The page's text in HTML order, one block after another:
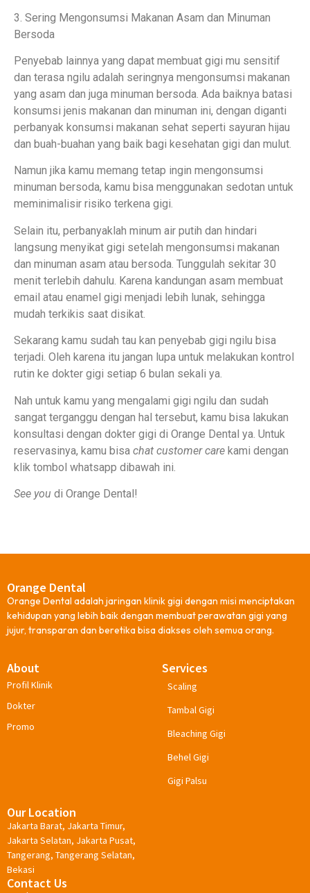
3. Sering Mengonsumsi Makanan Asam dan Minuman
Bersoda
Penyebab lainnya yang dapat membuat gigi mu sensitif
dan terasa ngilu adalah seringnya mengonsumsi makanan
yang asam dan juga minuman bersoda. Ada baiknya batasi
konsumsi jenis makanan dan minuman ini, dengan diganti
perbanyak konsumsi makanan sehat seperti sayuran hijau
dan buah-buahan yang baik bagi kesehatan gigi dan mulut.
Namun jika kamu memang tetap ingin mengonsumsi
minuman bersoda, kamu bisa menggunakan sedotan untuk
meminimalisir risiko terkena gigi.
Selain itu, perbanyaklah minum air putih dan hindari
langsung menyikat gigi setelah mengonsumsi makanan
dan minuman asam atau bersoda. Tunggulah sekitar 30
menit terlebih dahulu. Karena kandungan asam membuat
email atau enamel gigi menjadi lebih lunak, sehingga
mudah terkikis saat disikat.
Sekarang kamu sudah tau kan penyebab gigi ngilu bisa
terjadi. Oleh karena itu jangan lupa untuk melakukan kontrol
rutin ke dokter gigi setiap 6 bulan sekali ya.
Nah untuk kamu yang mengalami gigi ngilu dan sudah
sangat terganggu dengan hal tersebut, kamu bisa lakukan
konsultasi dengan dokter gigi di Orange Dental ya. Untuk
reservasinya, kamu bisa chat customer care kami dengan
klik tombol whatsapp dibawah ini.
See you di Orange Dental!
Orange Dental
Orange Dental adalah jaringan klinik gigi dengan misi menciptakan
kehidupan yang lebih baik dengan membuat perawatan gigi yang
jujur, transparan dan beretika bisa diakses oleh semua orang.
About
Profil Klinik
Dokter
Promo
Services
Scaling
Tambal Gigi
Bleaching Gigi
Behel Gigi
Gigi Palsu
Our Location
Jakarta Barat, Jakarta Timur,
Jakarta Selatan, Jakarta Pusat,
Tangerang, Tangerang Selatan,
Bekasi
Contact Us